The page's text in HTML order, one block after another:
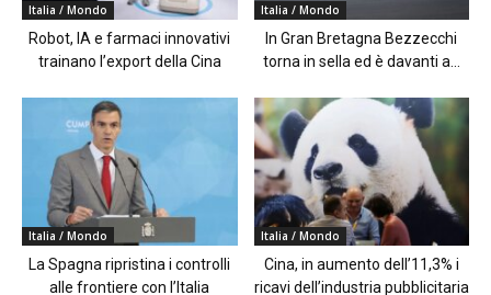
Italia / Mondo
Robot, IA e farmaci innovativi
trainano l’export della Cina
Italia / Mondo
In Gran Bretagna Bezzecchi
torna in sella ed è davanti a...
Italia / Mondo
La Spagna ripristina i controlli
alle frontiere con l’Italia
Italia / Mondo
Cina, in aumento dell’11,3% i
ricavi dell’industria pubblicitaria